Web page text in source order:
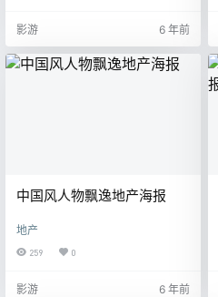
影游 6 年前
中国风人物飘逸地产海报
地产
259 0
影游 6 年前